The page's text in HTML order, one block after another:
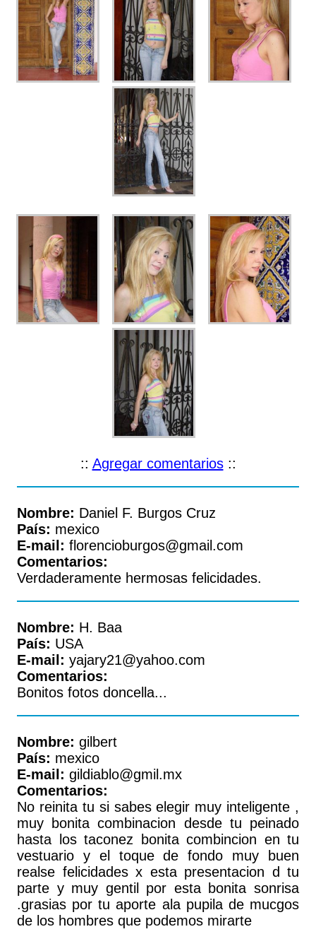
:: Agregar comentarios::
Nombre: Daniel F. Burgos Cruz
País: mexico
E-mail: florencioburgos@gmail.com
Comentarios:
Verdaderamente hermosas felicidades.
Nombre: H. Baa
País: USA
E-mail: yajary21@yahoo.com
Comentarios:
Bonitos fotos doncella...
Nombre: gilbert
País: mexico
E-mail: gildiablo@gmil.mx
Comentarios:
No reinita tu si sabes elegir muy inteligente ,
muy bonita combinacion desde tu peinado
hasta los taconez bonita combincion en tu
vestuario y el toque de fondo muy buen
realse felicidades x esta presentacion d tu
parte y muy gentil por esta bonita sonrisa
.grasias por tu aporte ala pupila de mucgos
de los hombres que podemos mirarte